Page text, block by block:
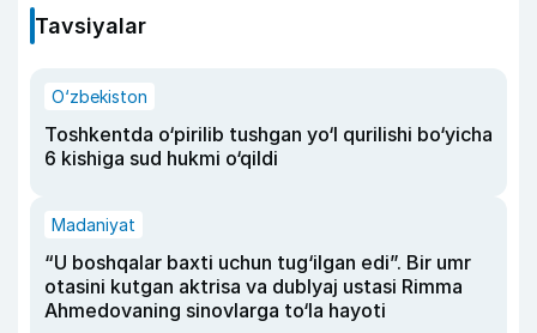
Tavsiyalar
O‘zbekiston
Toshkentda o‘pirilib tushgan yo‘l qurilishi bo‘yicha
6 kishiga sud hukmi o‘qildi
Madaniyat
“U boshqalar baxti uchun tug‘ilgan edi”. Bir umr
otasini kutgan aktrisa va dublyaj ustasi Rimma
Ahmedovaning sinovlarga to‘la hayoti